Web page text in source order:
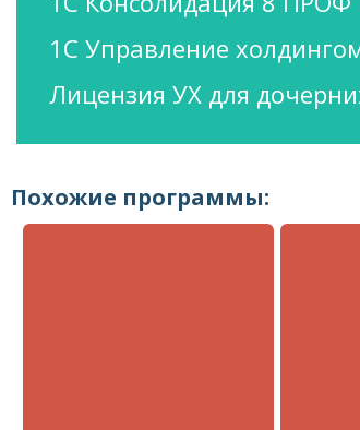
1С Управление
Лицензия УХ для
Похожие программы: